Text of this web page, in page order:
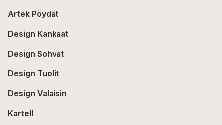
Artek Pöydät
Design Kankaat
Design Sohvat
Design Tuolit
Design Valaisin
Kartell